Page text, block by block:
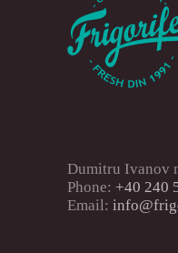
Dumitru Ivanov
Phone: +40 240
Email: